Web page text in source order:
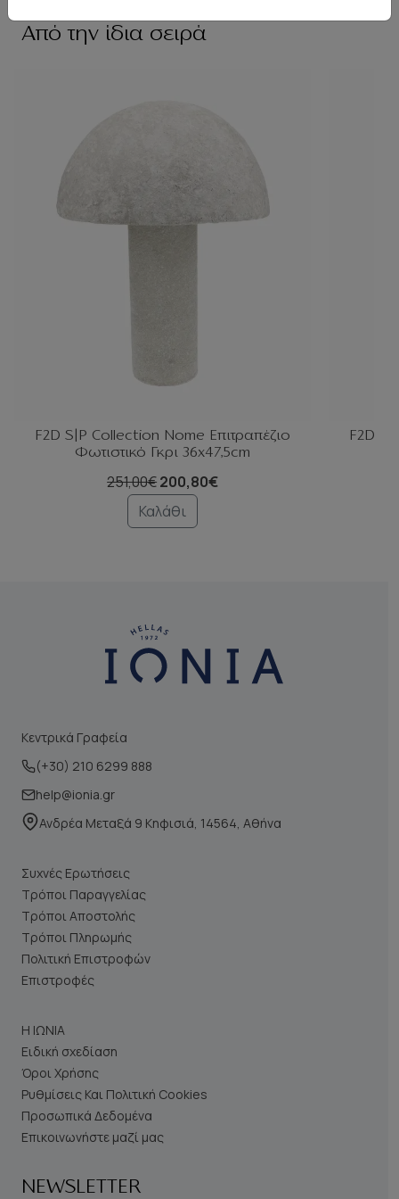
Από την ίδια σειρά
F2D S|P Collection Nome Επιτραπέζιο
Φωτιστικό Γκρι 36x47,5cm
251,00€200,80€
Καλάθι
F2D
Κεντρικά Γραφεία
(+30) 210 6299 888
help@ionia.gr
Ανδρέα Μεταξά 9 Κηφισιά, 14564, Αθήνα
Συχνές Ερωτήσεις
Τρόποι Παραγγελίας
Τρόποι Αποστολής
Τρόποι Πληρωμής
Πολιτική Επιστροφών
Επιστροφές
Η ΙΩΝΙΑ
Ειδική σχεδίαση
Όροι Χρήσης
Ρυθμίσεις Και Πολιτική Cookies
Προσωπικά Δεδομένα
Επικοινωνήστε μαζί μας
NEWSLETTER